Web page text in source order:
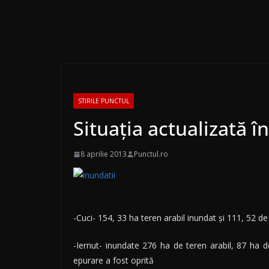
STIRILE PUNCTUL
Situația actualizată
8 aprilie 2013 Punctul.ro
-Cuci- 154, 33 ha teren arabil inundat şi 111, 52
-Iernut- inundate 276 ha de teren arabil, 87 ha
epurare a fost oprită